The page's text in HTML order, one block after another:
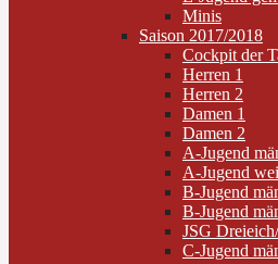
Minis
Saison 2017/2018
Cockpit der
Herren 1
Herren 2
Damen 1
Damen 2
A-Jugend
A-Jugend
B-Jugend
B-Jugend
JSG
C-Jugend